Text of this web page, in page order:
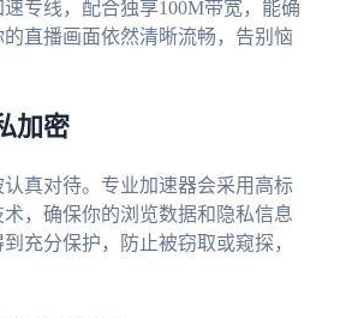
专线，配合独享100M带宽，能确
直播画面依然清晰流畅，告别恼
加密
真对待。专业加速器会采用高标
，确保你的浏览数据和隐私信息
充分保护，防止被窃取或窥探，